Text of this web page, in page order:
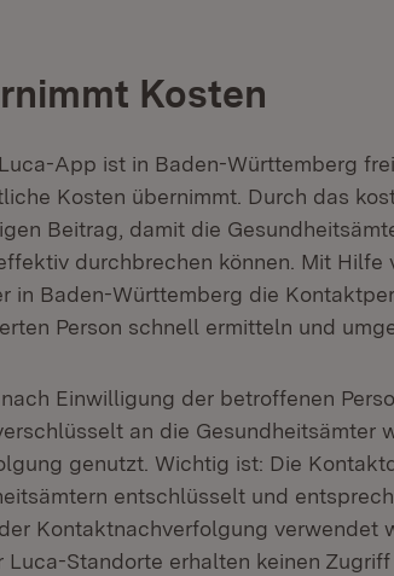
Kosten
App ist in Baden-Württemberg
Kosten übernimmt. Durch das
Beitrag, damit die
durchbrechen können. Mit Hilfe
in Baden-Württemberg die
Person schnell ermitteln und
Einwilligung der betroffenen
an die Gesundheitsämter
genutzt. Wichtig ist: Die
entschlüsselt und
Kontaktnachverfolgung verwendet
Luca-Standorte erhalten keinen